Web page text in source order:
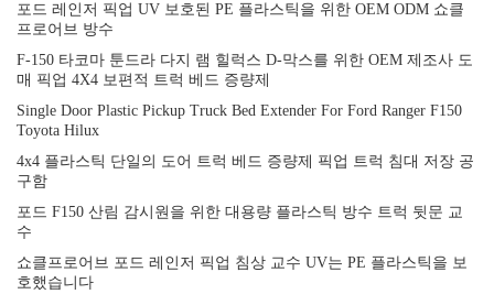
포드 레인저 픽업 UV 보호된 PE 플라스틱을 위한 OEM ODM 쇼클
프로어브 방수
F-150 타코마 툰드라 다지 램 힐럭스 D-막스를 위한 OEM 제조사 도
매 픽업 4X4 보편적 트럭 베드 증량제
Single Door Plastic Pickup Truck Bed Extender For Ford Ranger F150
Toyota Hilux
4x4 플라스틱 단일의 도어 트럭 베드 증량제 픽업 트럭 침대 저장 공
구함
포드 F150 산림 감시원을 위한 대용량 플라스틱 방수 트럭 뒷문 교
수
쇼클프로어브 포드 레인저 픽업 침상 교수 UV는 PE 플라스틱을 보
호했습니다